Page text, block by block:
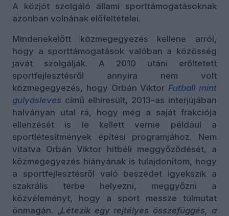
A közjót szolgáló állami sporttámogatásoknak
azonban volnának előfeltételei.
Mindenekelőtt közmegegyezés kellene arról,
hogy a sporttámogatások valóban a közösség
javát szolgálják. A 2010 utáni erőltetett
sportfejlesztésről annyira nem volt
közmegegyezés, hogy Orbán Viktor Futball mint
gulyásleves című elhíresült, 2013-as interjújában
halványan utal rá, hogy még a saját frakciója
ellenzését is le kellett vernie például a
sportlétesítmények építési programjához. Nem
vitatva Orbán Viktor hitbéli meggyőződését, a
közmegegyezés hiányának is tulajdonítom, hogy
a sportfejlesztésről való beszédet igyekszik a
szakrális térbe helyezni, meggyőzni a
közvéleményt, hogy a sport messze túlmutat
önmagán. „Létezik egy rejtélyes összefüggés, a